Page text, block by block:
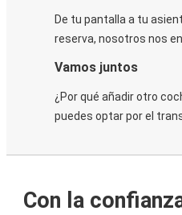
De tu pantalla a tu
reserva, nosotros nos
Vamos juntos
¿Por qué añadir otro
puedes optar por el
Con la